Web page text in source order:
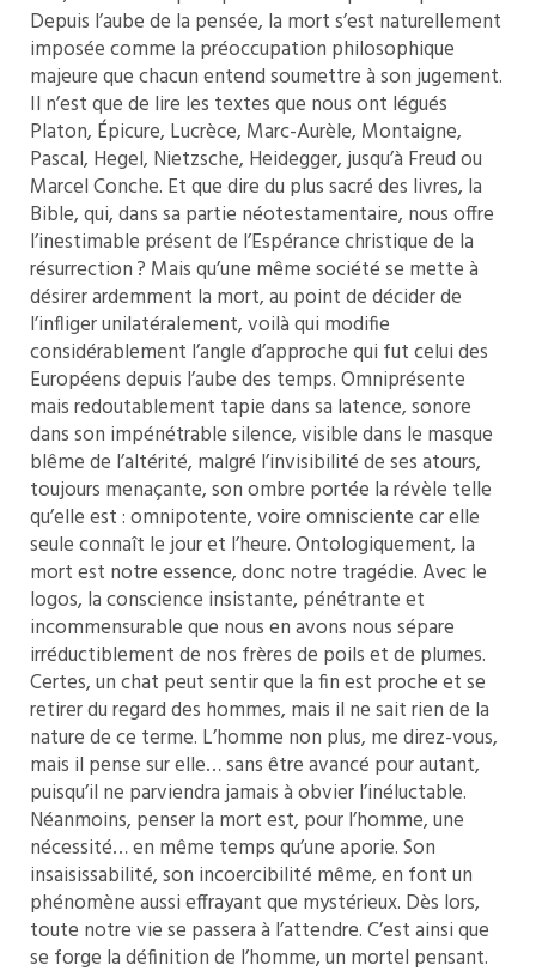
Depuis l’aube de la pensée, la mort s’est naturellement
imposée comme la préoccupation philosophique
majeure que chacun entend soumettre à son jugement.
Il n’est que de lire les textes que nous ont légués
Platon, Épicure, Lucrèce, Marc-Aurèle, Montaigne,
Pascal, Hegel, Nietzsche, Heidegger, jusqu’à Freud ou
Marcel Conche. Et que dire du plus sacré des livres, la
Bible, qui, dans sa partie néotestamentaire, nous offre
l’inestimable présent de l’Espérance christique de la
résurrection ? Mais qu’une même société se mette à
désirer ardemment la mort, au point de décider de
l’infliger unilatéralement, voilà qui modifie
considérablement l’angle d’approche qui fut celui des
Européens depuis l’aube des temps. Omniprésente
mais redoutablement tapie dans sa latence, sonore
dans son impénétrable silence, visible dans le masque
blême de l’altérité, malgré l’invisibilité de ses atours,
toujours menaçante, son ombre portée la révèle telle
qu’elle est : omnipotente, voire omnisciente car elle
seule connaît le jour et l’heure. Ontologiquement, la
mort est notre essence, donc notre tragédie. Avec le
logos, la conscience insistante, pénétrante et
incommensurable que nous en avons nous sépare
irréductiblement de nos frères de poils et de plumes.
Certes, un chat peut sentir que la fin est proche et se
retirer du regard des hommes, mais il ne sait rien de la
nature de ce terme. L’homme non plus, me direz-vous,
mais il pense sur elle… sans être avancé pour autant,
puisqu’il ne parviendra jamais à obvier l’inéluctable.
Néanmoins, penser la mort est, pour l’homme, une
nécessité… en même temps qu’une aporie. Son
insaisissabilité, son incoercibilité même, en font un
phénomène aussi effrayant que mystérieux. Dès lors,
toute notre vie se passera à l’attendre. C’est ainsi que
se forge la définition de l’homme, un mortel pensant.